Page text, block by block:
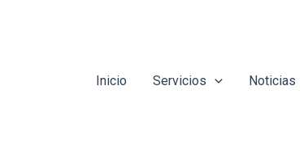
Inicio
Servicios Noticias